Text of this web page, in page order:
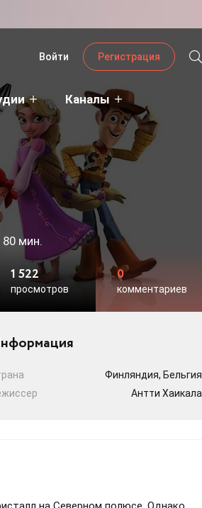
Войти Регистрация
Каналы
80 мин.
1 522
просмотров
0
комментариев
Финляндия, Бельгия
Антти Хаикала